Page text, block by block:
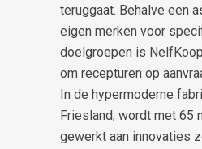
teruggaat. Behalve een
eigen merken voor
doelgroepen is
om recepturen op
In de hypermoderne
Friesland, wordt met 65
gewerkt aan innovaties